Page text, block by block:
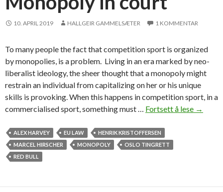
10. APRIL 2019 HALLGEIR GAMMELSÆTER 1 KOMMENTAR
To many people the fact that competition sport is organized
by monopolies, is a problem. Living in an era marked by neo-
liberalist ideology, the sheer thought that a monopoly might
restrain an individual from capitalizing on her or his unique
skills is provoking. When this happens in competition sport, in a
commercialised sport, something must … Fortsett å lese M
→
ALEX HARVEY EU LAW
HENRIK KRISTOFFERSEN
MARCEL HIRSCHER
MONOPOLY
OSLO TINGRETT
RED BULL